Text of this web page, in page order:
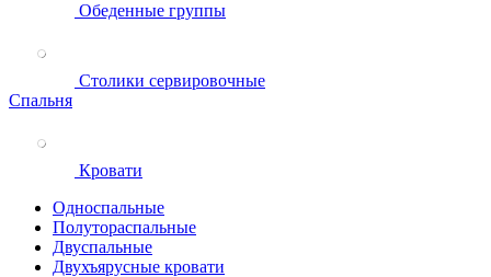
Обеденные группы
Столики сервировочные
Спальня
Кровати
Односпальные
Полутораспальные
Двуспальные
Двухъярусные кровати